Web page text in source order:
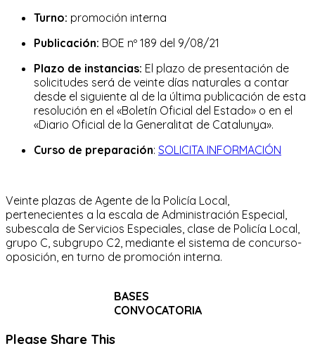
Turno: promoción interna
Publicación: BOE nº 189 del 9/08/21
Plazo de instancias: El plazo de presentación de
solicitudes será de veinte días naturales a contar
desde el siguiente al de la última publicación de esta
resolución en el «Boletín Oficial del Estado» o en el
«Diario Oficial de la Generalitat de Catalunya».
Curso de preparación: SOLICITA INFORMACIÓN
Veinte plazas de Agente de la Policía Local,
pertenecientes a la escala de Administración Especial,
subescala de Servicios Especiales, clase de Policía Local,
grupo C, subgrupo C2, mediante el sistema de concurso-
oposición, en turno de promoción interna.
BASES
CONVOCATORIA
Please Share ThisCompartir